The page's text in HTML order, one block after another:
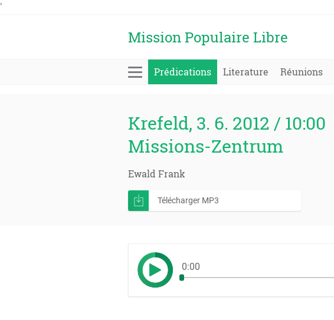
'
Mission Populaire Libre
Prédications Literature Réunions
Krefeld, 3. 6. 2012 / 10:00
Missions-Zentrum
Ewald Frank
Télécharger MP3
0:00